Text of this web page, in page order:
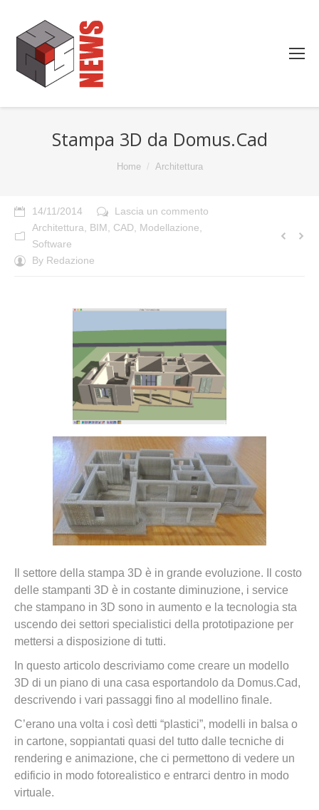
Stampa 3D da Domus.Cad
Home Architettura
14/11/2014
Lascia un commento
Architettura
BIM CAD Modellazione
Software
By Redazione
Il settore della stampa 3D è in grande evoluzione. Il costo
delle stampanti 3D è in costante diminuzione, i service
che stampano in 3D sono in aumento e la tecnologia sta
uscendo dei settori specialistici della prototipazione per
mettersi a disposizione di tutti.
In questo articolo descriviamo come creare un modello
3D di un piano di una casa esportandolo da Domus.Cad,
descrivendo i vari passaggi fino al modellino finale.
C’erano una volta i così detti “plastici”, modelli in balsa o
in cartone, soppiantati quasi del tutto dalle tecniche di
rendering e animazione, che ci permettono di vedere un
edificio in modo fotorealistico e entrarci dentro in modo
virtuale.